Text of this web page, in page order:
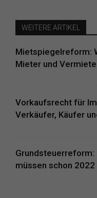
WEITERE ARTIKEL
Mietspiegelreform:
Mieter und
Vorkaufsrecht für
Verkäufer, Käufer
müssen schon